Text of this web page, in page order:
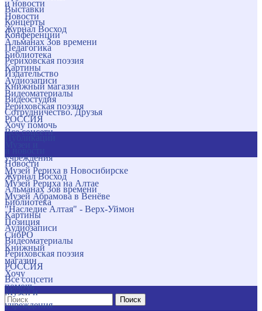
и новости
Новости
Журнал Восход
Альманах Зов времени
Библиотека
Картины
Аудиозаписи
Видеоматериалы
Рериховская поэзия
РОССИЯ
Все соцсети
учреждения
Музей Рериха в Новосибирске
Музей Рериха на Алтае
Музей Абрамова в Венёве
"Наследие Алтая" - Верх-Уймон
Позиция
СибРО
Книжный
магазин
Хочу
помочь
Поиск
Выставки
Концерты
Конференции
Педагогика
Рериховская поэзия
Издательство
Книжный магазин
Видеостудия
Сотрудничество. Друзья
Хочу помочь
Новости
Журнал Восход
Альманах Зов времени
Библиотека
Картины
Аудиозаписи
Видеоматериалы
Рериховская поэзия
РОССИЯ
Все соцсети
Музеи и
учреждения